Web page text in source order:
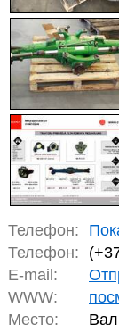
Телефон:
Телефон:
E-mail:
WWW:
Место: